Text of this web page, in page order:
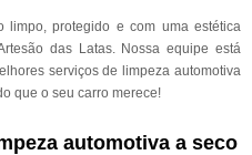
protegido e com uma estética
das Latas. Nossa equipe está
serviços de limpeza automotiva
que o seu carro merece!
automotiva a seco